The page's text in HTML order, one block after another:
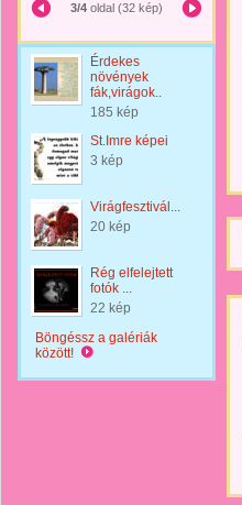
3/4 oldal (32 kép)
Érdekes
növények
fák,virágok..
185 kép
St.Imre képei
3 kép
Virágfesztivál...
20 kép
Rég elfelejtett
fotók ...
22 kép
Böngéssz a galériák
között!